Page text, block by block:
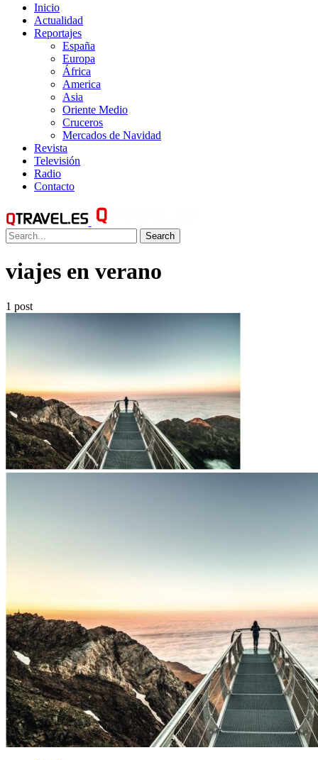
Inicio
Actualidad
Reportajes
España
Europa
África
America
Asia
Oriente Medio
Cruceros
Mercados de Navidad
Revista
Televisión
Radio
Contacto
Search
viajes en verano
1 post